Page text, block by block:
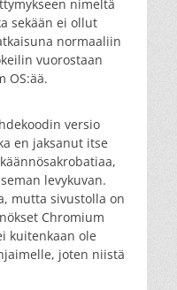
nimeltä
sekään ei ollut
normaaliin
vuorostaan
OS:ää.
versio
en jaksanut itse
levykuvan.
mutta sivustolla on
Chromium
kuitenkaan ole
joten niistä